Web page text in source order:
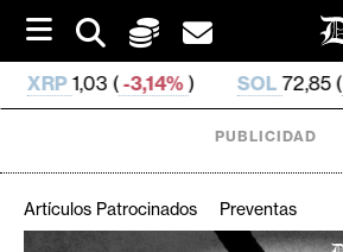
i
t
o
) SOL72,85 (-1,81%) TRX
PUBLICIDAD
Artículos Patrocinados Preventas